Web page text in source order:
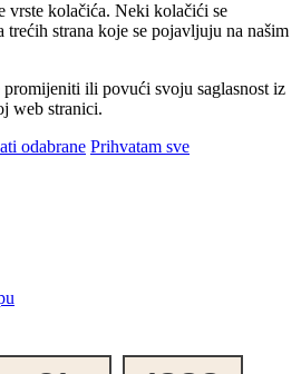
vrste kolačića. Neki kolačići se
trećih strana koje se pojavljuju na našim
ili povući svoju saglasnost iz
web stranici.
odabrane Prihvatam sve